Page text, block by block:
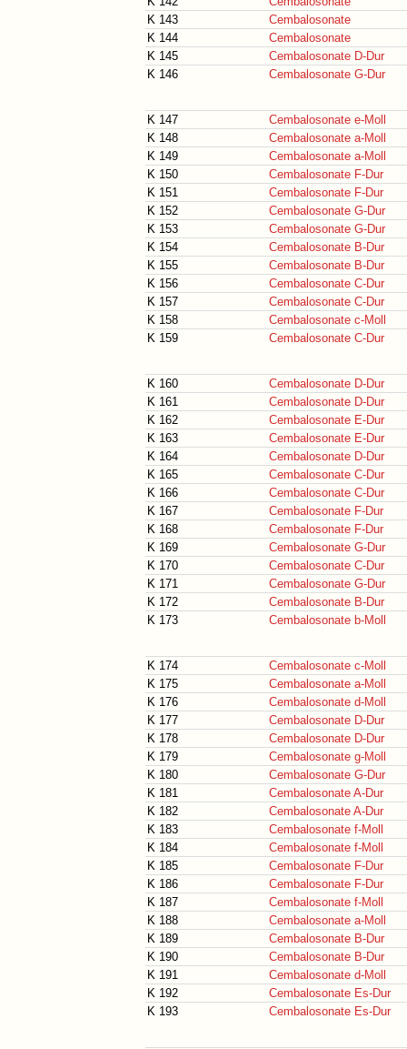
K 143
Cembalosonate
K 144
Cembalosonate
K 145
Cembalosonate D-Dur
K 146
Cembalosonate G-Dur
K 147
Cembalosonate e-Moll
K 148
Cembalosonate a-Moll
K 149
Cembalosonate a-Moll
K 150
Cembalosonate F-Dur
K 151
Cembalosonate F-Dur
K 152
Cembalosonate G-Dur
K 153
Cembalosonate G-Dur
K 154
Cembalosonate B-Dur
K 155
Cembalosonate B-Dur
K 156
Cembalosonate C-Dur
K 157
Cembalosonate C-Dur
K 158
Cembalosonate c-Moll
K 159
Cembalosonate C-Dur
K 160
Cembalosonate D-Dur
K 161
Cembalosonate D-Dur
K 162
Cembalosonate E-Dur
K 163
Cembalosonate E-Dur
K 164
Cembalosonate D-Dur
K 165
Cembalosonate C-Dur
K 166
Cembalosonate C-Dur
K 167
Cembalosonate F-Dur
K 168
Cembalosonate F-Dur
K 169
Cembalosonate G-Dur
K 170
Cembalosonate C-Dur
K 171
Cembalosonate G-Dur
K 172
Cembalosonate B-Dur
K 173
Cembalosonate b-Moll
K 174
Cembalosonate c-Moll
K 175
Cembalosonate a-Moll
K 176
Cembalosonate d-Moll
K 177
Cembalosonate D-Dur
K 178
Cembalosonate D-Dur
K 179
Cembalosonate g-Moll
K 180
Cembalosonate G-Dur
K 181
Cembalosonate A-Dur
K 182
Cembalosonate A-Dur
K 183
Cembalosonate f-Moll
K 184
Cembalosonate f-Moll
K 185
Cembalosonate F-Dur
K 186
Cembalosonate F-Dur
K 187
Cembalosonate f-Moll
K 188
Cembalosonate a-Moll
K 189
Cembalosonate B-Dur
K 190
Cembalosonate B-Dur
K 191
Cembalosonate d-Moll
K 192
Cembalosonate Es-Dur
K 193
Cembalosonate Es-Dur